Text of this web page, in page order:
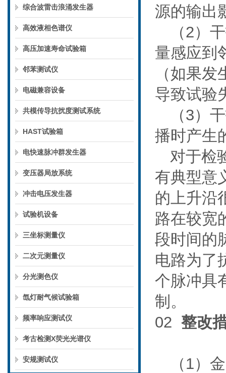
综合波雷击浪涌发生器
高效液相色谱仪
高压加速寿命试验箱
邻苯测试仪
电磁兼容设备
共模传导抗扰度测试系统
HAST试验箱
电快速脉冲群发生器
变压器局放系统
冲击电压发生器
试验机设备
三坐标测量仪
二次元测量仪
分光测色仪
氙灯耐气候试验箱
频率响应测试仪
考古检测X荧光光谱仪
安规测试仪
源的输出
（2）
量感应到
（如果
导致试验
（3）
播时产生
对于检
有典型意
的上升沿
路在较宽
段时间的
电路为了
个脉冲具
制。
02 整改
（1）